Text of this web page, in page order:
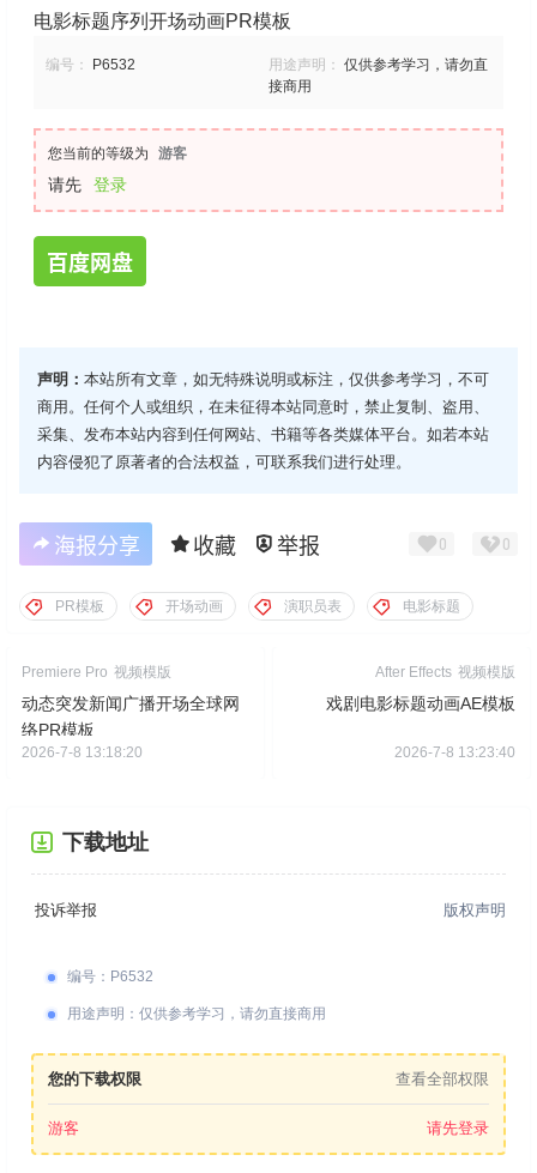
电影标题序列开场动画PR模板
编号： P6532 用途声明： 仅供参考学习，请勿直
接商用
您当前的等级为 游客
请先 登录
百度网盘
声明： 本站所有文章，如无特殊说明或标注，仅供参考学习，不可
商用。任何个人或组织，在未征得本站同意时，禁止复制、盗用、
采集、发布本站内容到任何网站、书籍等各类媒体平台。如若本站
内容侵犯了原著者的合法权益，可联系我们进行处理。
海报分享 收藏 举报 0 0
PR模板 开场动画 演职员表 电影标题
Premiere Pro 视频模版
动态突发新闻广播开场全球网
络PR模板
2026-7-8 13:18:20
After Effects 视频模版
戏剧电影标题动画AE模板
2026-7-8 13:23:40
下载地址
投诉举报 版权声明
编号 ： P6532
用途声明 ： 仅供参考学习，请勿直接商用
您的下载权限 查看全部权限
游客 请先登录